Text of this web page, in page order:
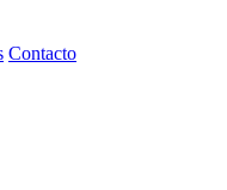
Contacto